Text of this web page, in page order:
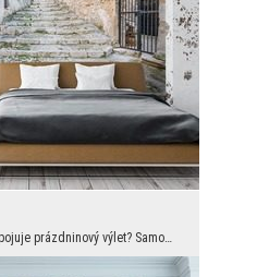
S čím si většina z nás spojuje prázdninový výlet? Samozřejmě s prohlídkami, s klidnými procházkam...